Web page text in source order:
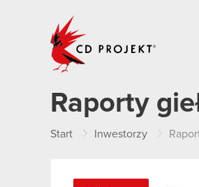
Raporty
Start Inwestorzy